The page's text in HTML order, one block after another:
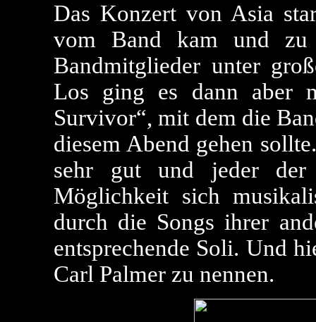
Das Konzert von Asia
vom Band kam und
Bandmitglieder unter
Los ging es dann aber
Survivor“, mit dem die
diesem Abend gehen
sehr gut und jeder
Möglichkeit sich
durch die Songs ihrer
entsprechende Soli. Und
Carl Palmer zu nennen.